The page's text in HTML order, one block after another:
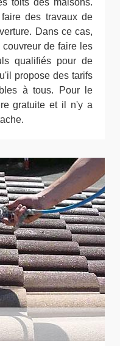
toits des maisons.
des travaux de
Dans ce cas,
de faire les
qualifiés pour de
propose des tarifs
à tous. Pour le
gratuite et il n'y a